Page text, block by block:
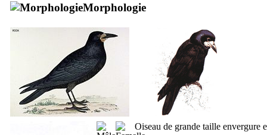
Morphologie
Oiseau de grande taille envergure